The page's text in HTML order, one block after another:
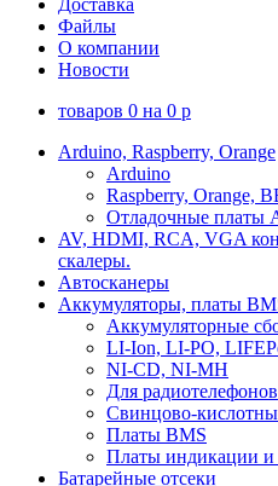
Доставка
Файлы
О компании
Новости
товаров 0 на 0 p
Arduino, Raspberry, Orange
Arduino
Raspberry, Orange,
Отладочные платы
AV, HDMI, RCA, VGA
скалеры.
Автосканеры
Аккумуляторы, платы
Аккумуляторные
LI-Ion, LI-PO,
NI-CD, NI-MH
Для радиотелефонов
Свинцово-
Платы BMS
Платы индикации и
Батарейные отсеки